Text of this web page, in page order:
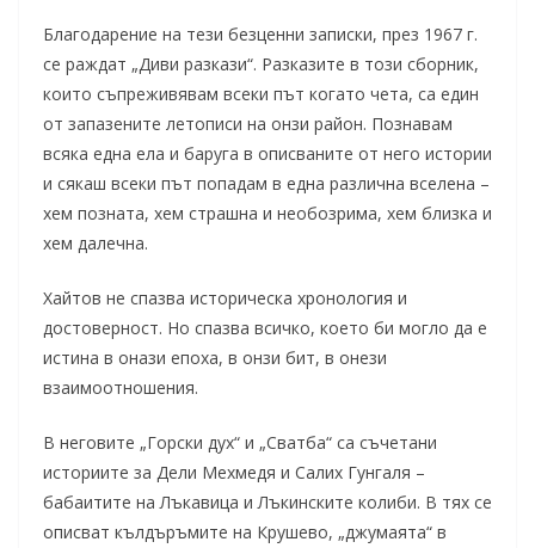
Благодарение на тези безценни записки, през 1967 г.
се раждат „Диви разкази“. Разказите в този сборник,
които съпреживявам всеки път когато чета, са един
от запазените летописи на онзи район. Познавам
всяка една ела и баруга в описваните от него истории
и сякаш всеки път попадам в една различна вселена –
хем позната, хем страшна и необозрима, хем близка и
хем далечна.
Хайтов не спазва историческа хронология и
достоверност. Но спазва всичко, което би могло да е
истина в онази епоха, в онзи бит, в онези
взаимоотношения.
В неговите „Горски дух“ и „Сватба“ са съчетани
историите за Дели Мехмедя и Салих Гунгаля –
бабаитите на Лъкавица и Лъкинските колиби. В тях се
описват кълдъръмите на Крушево, „джумаята“ в